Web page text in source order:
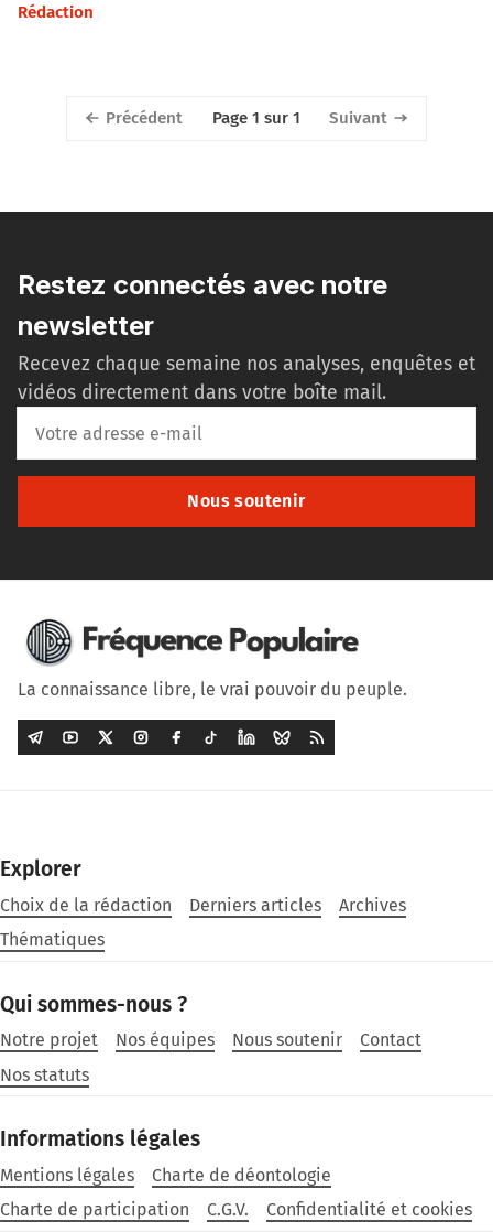
Rédaction
Précédent Page 1 sur 1 Suivant
Restez connectés avec notre
newsletter
Recevez chaque semaine nos analyses, enquêtes et
vidéos directement dans votre boîte mail.
Nous soutenir
La connaissance libre, le vrai pouvoir du peuple.
Explorer
Choix de la rédaction Derniers articles
Archives
Thématiques
Qui sommes-nous ?
Notre projet Nos équipes Nous soutenir
Contact
Nos statuts
Informations légales
Mentions légales
Charte de déontologie
Charte de participation
C.G.V. Confidentialité et cookies